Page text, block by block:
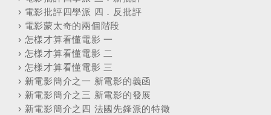
› 電影批評四學派 四．反批評
› 電影蒙太奇的兩個階段
› 怎樣才算看懂電影 一
› 怎樣才算看懂電影 二
› 怎樣才算看懂電影 三
› 新電影簡介之一 新電影的義函
› 新電影簡介之三 新電影的發展
› 新電影簡介之四 法國先鋒派的特徵